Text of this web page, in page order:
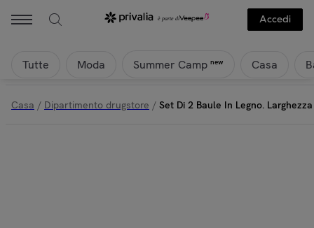
Accedi
Tutte Moda Summer Camp new Casa
Casa / Dipartimento drugstore / Set Di 2 Baule In Legno.